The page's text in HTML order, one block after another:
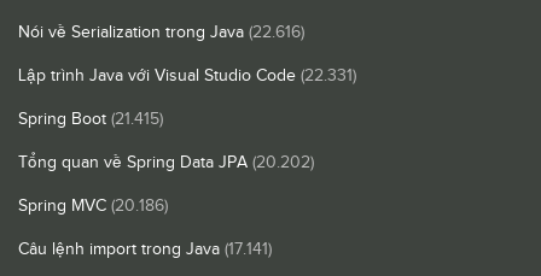
Nói về Serialization trong Java (22.616)
Lập trình Java với Visual Studio Code (22.331)
Spring Boot (21.415)
Tổng quan về Spring Data JPA (20.202)
Spring MVC (20.186)
Câu lệnh import trong Java (17.141)